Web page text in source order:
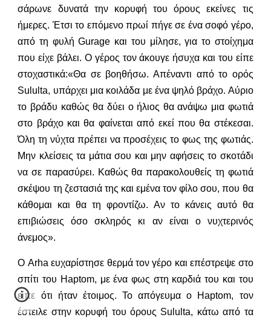
σάρωνε δυνατά την κορυφή του όρους εκείνες τις
ήμερες. Έτσι το επόμενο πρωί πήγε σε ένα σοφό γέρο,
από τη φυλή Gurage και του μίλησε, για το στοίχημα
που είχε βάλει. Ο γέρος τον άκουγε ήσυχα και του είπε
στοχαστικά:«Θα σε βοηθήσω. Απέναντι από το ορός
Sululta, υπάρχει μια κοιλάδα με ένα ψηλό βράχο. Αύριο
το βράδυ καθώς θα δύει ο ήλιος θα ανάψω μια φωτιά
στο βράχο και θα φαίνεται από εκεί που θα στέκεσαι.
Όλη τη νύχτα πρέπει να προσέχεις το φως της φωτιάς.
Μην κλείσεις τα μάτια σου και μην αφήσεις το σκοτάδι
να σε παρασύρει. Καθώς θα παρακολουθείς τη φωτιά
σκέψου τη ζεστασιά της και εμένα τον φίλο σου, που θα
κάθομαι και θα τη φροντίζω. Αν το κάνεις αυτό θα
επιβιώσεις όσο σκληρός κι αν είναι ο νυχτερινός
άνεμος».
Ο Arha ευχαρίστησε θερμά τον γέρο και επέστρεψε στο
σπίτι του Haptom, με ένα φως στη καρδιά του και του
είπε ότι ήταν έτοιμος. Το απόγευμα ο Haptom, τον
έστειλε στην κορυφή του όρους Sululta, κάτω από τα